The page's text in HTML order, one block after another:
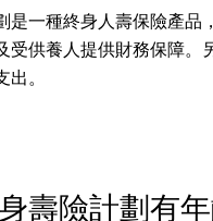
是一種終身人壽保險產品
受供養人提供財務保障。
出。
壽險計劃有